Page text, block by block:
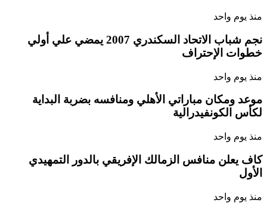
منذ يوم واحد
نجم شباب الاتحاد السكندري 2007 يمضي علي أولي
خطوات الإحتراف
منذ يوم واحد
موعد ومكان مباراتي الأهلي ومنافسه بضربة البداية
لكأس الكونفيدرالية
منذ يوم واحد
كاف يعلن منافس الزمالك الإفريقي بالدور التمهيدي
الأول
منذ يوم واحد